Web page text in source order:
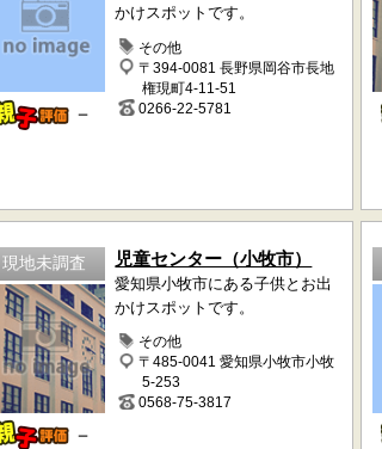
－
かけスポットです。
その他
〒394-0081 長野県岡谷市長地
権現町4-11-51
0266-22-5781
現地未調査
－
児童センター（小牧市）
愛知県小牧市にある子供とお出
かけスポットです。
その他
〒485-0041 愛知県小牧市小牧
5-253
0568-75-3817